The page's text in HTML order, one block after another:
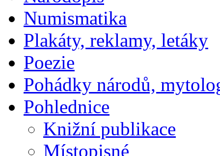
Numismatika
Plakáty, reklamy, letáky
Poezie
Pohádky národů,
Pohlednice
Knižní publikace
Místopisné